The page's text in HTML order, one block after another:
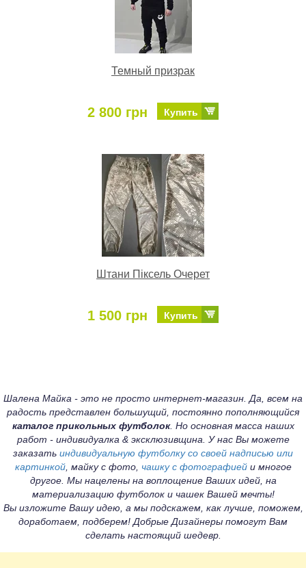
Темный призрак
2 800 грн Купить
Штани Піксель Очерет
1 500 грн Купить
Шалена Майка - это не просто интернет-магазин. Да, всем на
радость представлен большущий, постоянно пополняющийся
каталог прикольных футболок. Но основная масса наших
работ - индивидуалка & эксклюзивщина. У нас Вы можете
заказать индивидуальную футболку со своей надписью или
картинкой, майку с фото, чашку с фотографиейи многое
другое. Мы нацелены на воплощение Ваших идей, на
материализацию футболок и чашек Вашей мечты!
Вы изложите Вашу идею, а мы подскажем, как лучше, поможем,
доработаем, подберем! Добрые Дизайнеры помогут Вам
сделать настоящий шедевр.